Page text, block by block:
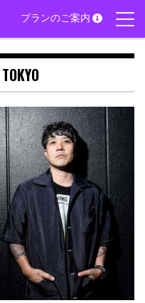
プランのご案内